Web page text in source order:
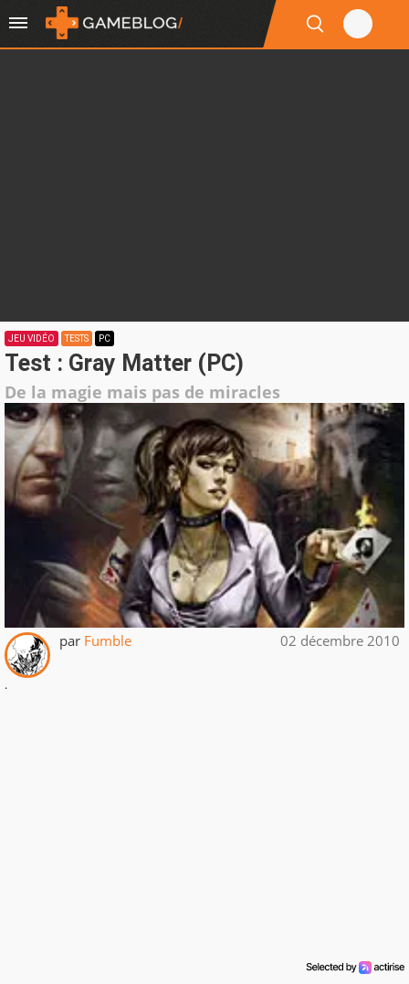
JEU VIDÉO TESTS PC
Test : Gray Matter (PC)
De la magie mais pas de miracles
par Fumble 02 décembre 2010
.